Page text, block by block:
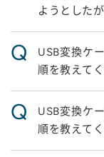
ようとした
Q
USB変換ケ
順を教えてく
Q
USB変換ケ
順を教えてく